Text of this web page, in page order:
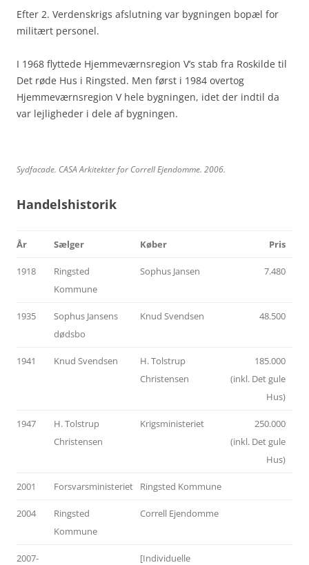
Efter 2. Verdenskrigs afslutning var bygningen bopæl for
militært personel.
I 1968 flyttede Hjemmeværnsregion V’s stab fra Roskilde til
Det røde Hus i Ringsted. Men først i 1984 overtog
Hjemmeværnsregion V hele bygningen, idet der indtil da
var lejligheder i dele af bygningen.
Sydfacade. CASA Arkitekter for Correll Ejendomme. 2006.
Handelshistorik
År Sælger Køber Pris
1918
Ringsted
Kommune
Sophus Jansen 7.480
1935
Sophus Jansens
dødsbo
Knud Svendsen 48.500
1941 Knud Svendsen
H. Tolstrup
Christensen
185.000
(inkl. Det gule
Hus)
1947
H. Tolstrup
Christensen
Krigsministeriet
250.000
(inkl. Det gule
Hus)
2001 Forsvarsministeriet Ringsted Kommune
2004
Ringsted
Kommune
Correll Ejendomme
2007-
[Individuelle